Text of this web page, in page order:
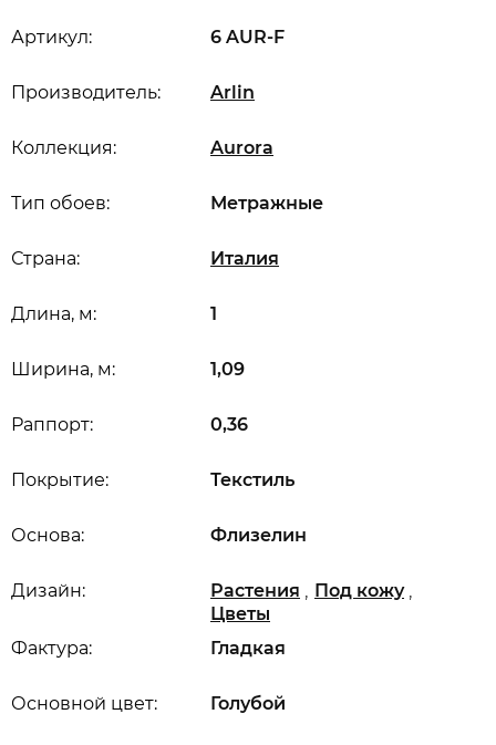
Артикул: 6 AUR-F
Производитель: Arlin
Коллекция: Aurora
Длина, м: 1
Ширина, м: 1,09
Раппорт: 0,36
Основной цвет: Голубой
Дизайн: Растения , Под кожу ,
Цветы
Основа: Флизелин
Покрытие: Текстиль
Страна: Италия
Тип обоев: Метражные
Фактура: Гладкая